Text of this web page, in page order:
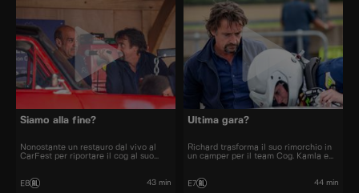
Siamo alla fine?
Nonostante un restauro dal vivo al
CarFest per riportare il cog al suo
per le prospettive dell'officina. Anche
E8 43 min
Ultima gara?
Richard trasforma il suo rimorchio in
un camper per il team Cog. Kamla e
dimostrare che non è uno spreco di
E7 44 min